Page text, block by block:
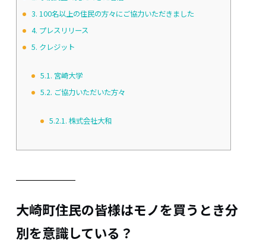
3. 100名以上の住民の方々にご協力いただきました
4. プレスリリース
5. クレジット
5.1. 宮崎大学
5.2. ご協力いただいた方々
5.2.1. 株式会社大和
大崎町住民の皆様はモノを買うとき分
別を意識している？